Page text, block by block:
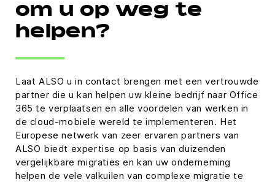
om u op weg te
helpen?
Laat ALSO u in contact brengen met een vertrouwde
partner die u kan helpen uw kleine bedrijf naar Office
365 te verplaatsen en alle voordelen van werken in
de cloud-mobiele wereld te implementeren. Het
Europese netwerk van zeer ervaren partners van
ALSO biedt expertise op basis van duizenden
vergelijkbare migraties en kan uw onderneming
helpen de vele valkuilen van complexe migratie te